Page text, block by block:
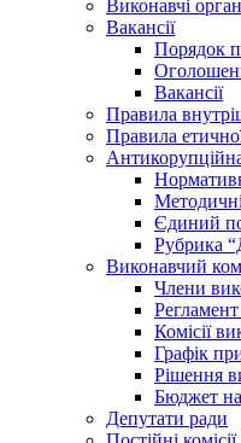
Виконавчі
Вакансії
Порядок
Вакансії
Правила
Правила
Антикорупційна
Єдиний
Рубрика
Виконавчий
Члени
Комісії
Графік
Рішення
Бюджет
Депутати ради